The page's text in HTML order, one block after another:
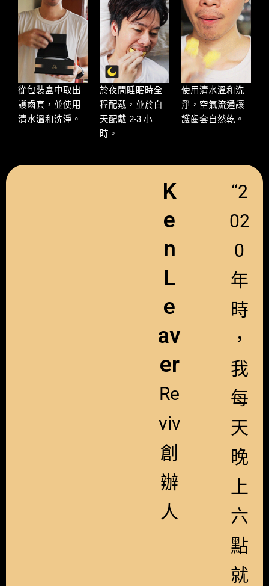
從包裝盒中取出
護齒套，並使用
清水溫和洗淨。
於夜間睡眠時全
程配戴，並於白
天配戴 2-3 小
時。
使用清水溫和洗
淨，空氣流通讓
護齒套自然乾。
K
e
n
L
e
av
er
Re
viv
創
辦
人
“2
02
0
年
時
，
我
每
天
晚
上
六
點
就